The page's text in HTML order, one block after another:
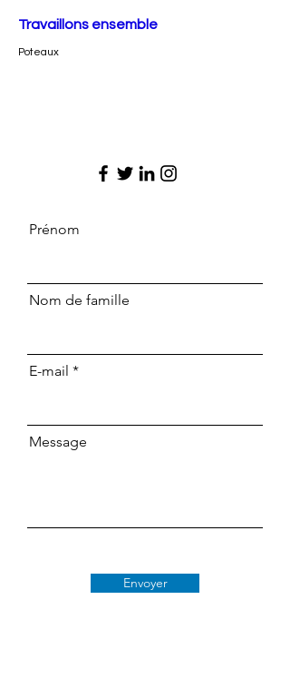
Travaillons ensemble
Poteaux
Prénom
Nom de famille
E-mail
Message
Envoyer